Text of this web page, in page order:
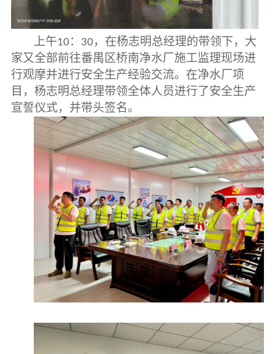
上午10 ： 30 ，在杨志明总经理的带领下，大
家又全部前往番禺区桥南净水厂施工监理现场进
行观摩并进行安全生产经验交流。在净水厂项
目，杨志明总经理带领全体人员进行了安全生产
宣誓仪式，并带头签名。